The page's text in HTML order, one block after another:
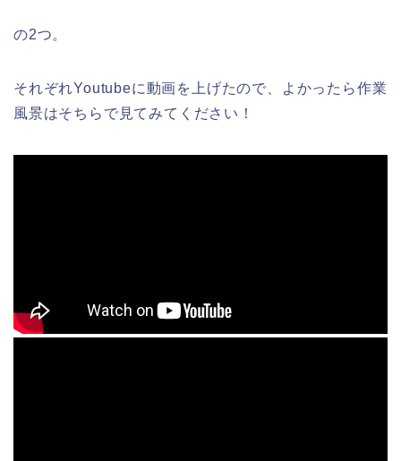
の2つ。
それぞれYoutubeに動画を上げたので、よかったら作業
風景はそちらで見てみてください！